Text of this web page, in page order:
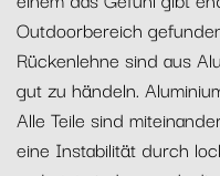
Outdoorbereich
Rückenlehne sind aus
gut zu händeln.
Alle Teile sind
eine Instabilität durch